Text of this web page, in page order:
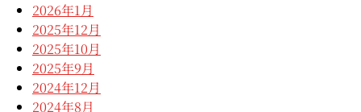
2026年1月
2025年12月
2025年10月
2025年9月
2024年12月
2024年8月